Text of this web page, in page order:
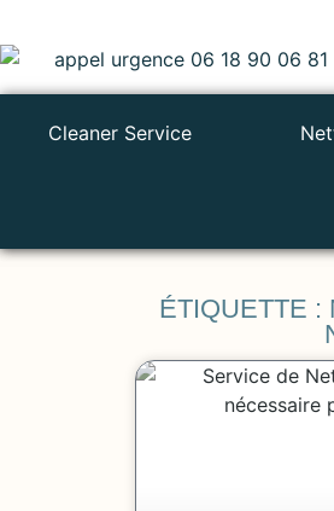
Cleaner Service
ÉTIQUETTE :